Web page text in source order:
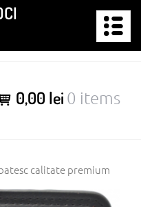
0,00 lei 0 items
calitate premium